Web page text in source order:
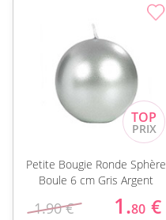
Petite Bougie Ronde Sphère
Boule 6 cm Gris Argent
1.90 € 1.80 €